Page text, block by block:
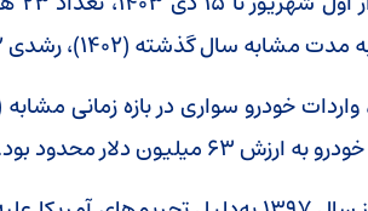
(۱۴۰۲)، رشدی ۷.۲ برابری داشته است.